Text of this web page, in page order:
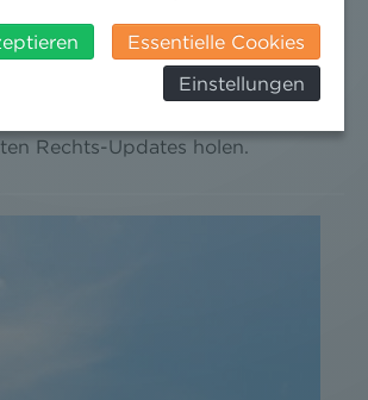
JUNI 2026 IST DA!
Rechts-Updates holen.
Risiko, dass ihre Daten durch US-
und zu
verarbeitet werden und
Zudem finden Sie am
finden Sie hier:
Essentielle Cookies
Einstellungen